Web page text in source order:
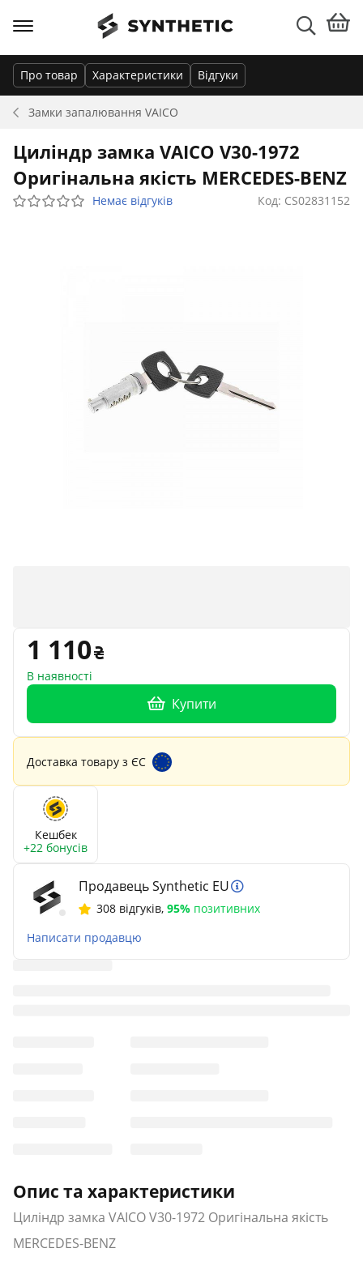
Замки запалювання VAICO
Про товар Характеристики Відгуки
Циліндр замка VAICO V30-1972
Оригінальна якість MERCEDES-BENZ
Немає відгуків Код: CS02831152
1 110
В наявності
Купити
Доставка товару з ЄС
Кешбек
+22 бонусів
Продавець Synthetic EU
308 відгуків, 95% позитивних
Написати продавцю
Опис та характеристики
Циліндр замка VAICO V30-1972 Оригінальна якість
MERCEDES-BENZ